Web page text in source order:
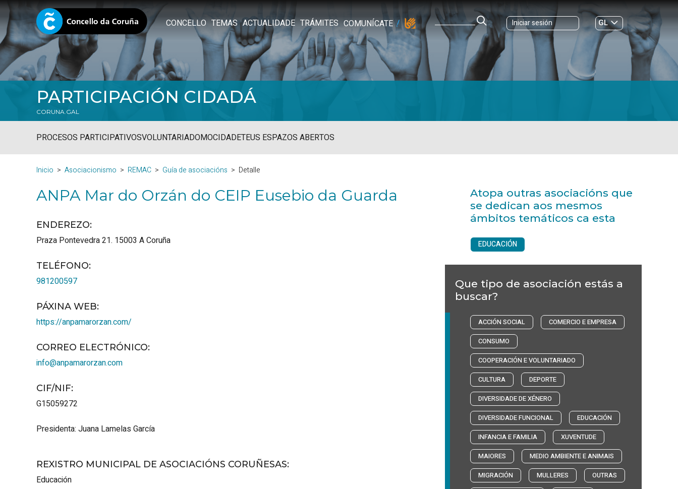
CONCELLO TEMAS ACTUALIDADE TRÁMITES COMUNÍCATE Iniciar sesión
GL
ES|
PARTICIPACIÓN CIDADÁ
CORUNA.GAL
PROCESOS PARTICIPATIVOSVOLUNTARIADOMOCIDADETEUS ESPAZOS ABERTOS
Inicio Asociacionismo REMAC Guía de asociacións Detalle
ANPA Mar do Orzán do CEIP Eusebio da Guarda
ENDEREZO:
Praza Pontevedra 21. 15003 A Coruña
TELÉFONO:
981200597
PÁXINA WEB:
https://anpamarorzan.com/
CORREO ELECTRÓNICO:
info@anpamarorzan.com
CIF/NIF:
G15059272
Presidenta: Juana Lamelas García
REXISTRO MUNICIPAL DE ASOCIACIÓNS CORUÑESAS:
Educación
Atopa outras asociacións que
se dedican aos mesmos
ámbitos temáticos ca esta
EDUCACIÓN
Que tipo de asociación estás a
buscar?
ACCIÓN SOCIAL
COMERCIO E EMPRESA
CONSUMO
COOPERACIÓN E VOLUNTARIADO
CULTURA
DEPORTE
DIVERSIDADE DE XÉNERO
DIVERSIDADE FUNCIONAL
EDUCACIÓN
INFANCIA E FAMILIA
XUVENTUDE
MAIORES
MEDIO AMBIENTE E ANIMAIS
MIGRACIÓN
MULLERES
OUTRAS